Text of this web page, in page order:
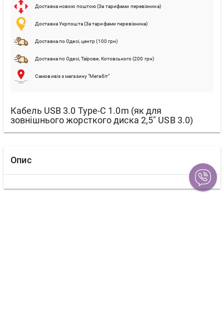
Доставка новою поштою (За тарифами перевізника)
Доставка Укрпошта (За тарифами перевізника)
Доставка по Одесі, центр (100 грн)
Доставка по Одесі, Таїрове, Котовського (200 грн)
Самовивіз з магазину "Мегабіт"
Кабель USB 3.0 Type-C 1.0m (як для
зовнішнього жорсткого диска 2,5" USB 3.0)
Опис